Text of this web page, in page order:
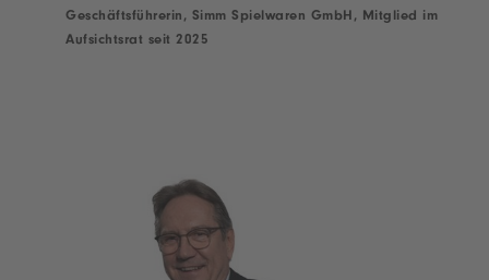
Geschäftsführerin, Simm Spielwaren GmbH, Mitglied im
Aufsichtsrat seit 2025